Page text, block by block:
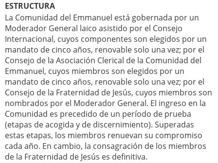
ESTRUCTURA
La Comunidad del Emmanuel está gobernada por un
Moderador General laico asistido por el Consejo
Internacional, cuyos componentes son elegidos por un
mandato de cinco años, renovable solo una vez; por el
Consejo de la Asociación Clerical de la Comunidad del
Emmanuel, cuyos miembros son elegidos por un
mandato de cinco años, renovable solo una vez; por el
Consejo de la Fraternidad de Jesús, cuyos miembros son
nombrados por el Moderador General. El ingreso en la
Comunidad es precedido de un período de prueba
(etapas de acogida y de discernimiento). Superadas
estas etapas, los miembros renuevan su compromiso
cada año. En cambio, la consagración de los miembros
de la Fraternidad de Jesús es definitiva.